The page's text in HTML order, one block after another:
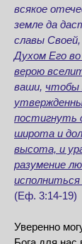
всякое
земле да
славы Своей,
Духом Его
верою
ваши, чтобы
постигнуть
широта и
высота, и
разумение
(Еф. 3:14-19)
Уверенно